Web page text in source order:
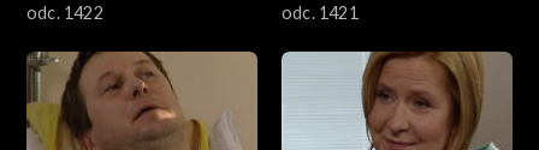
odc. 1422
odc. 1421